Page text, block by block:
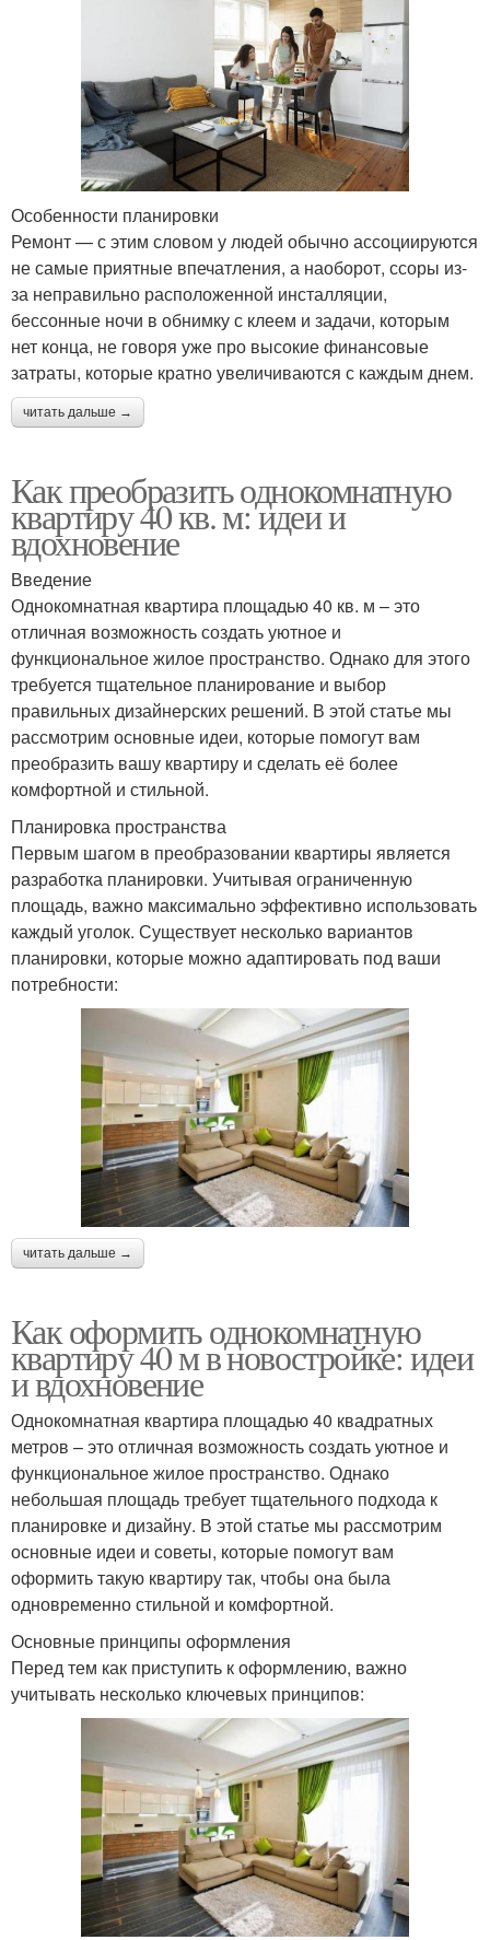
Особенности планировки
Ремонт — с этим словом у людей обычно ассоциируются
не самые приятные впечатления, а наоборот, ссоры из-
за неправильно расположенной инсталляции,
бессонные ночи в обнимку с клеем и задачи, которым
нет конца, не говоря уже про высокие финансовые
затраты, которые кратно увеличиваются с каждым днем.
читать дальше →
Как преобразить однокомнатную
квартиру 40 кв. м: идеи и
вдохновение
Введение
Однокомнатная квартира площадью 40 кв. м – это
отличная возможность создать уютное и
функциональное жилое пространство. Однако для этого
требуется тщательное планирование и выбор
правильных дизайнерских решений. В этой статье мы
рассмотрим основные идеи, которые помогут вам
преобразить вашу квартиру и сделать её более
комфортной и стильной.
Планировка пространства
Первым шагом в преобразовании квартиры является
разработка планировки. Учитывая ограниченную
площадь, важно максимально эффективно использовать
каждый уголок. Существует несколько вариантов
планировки, которые можно адаптировать под ваши
потребности:
читать дальше →
Как оформить однокомнатную
квартиру 40 м в новостройке: идеи
и вдохновение
Однокомнатная квартира площадью 40 квадратных
метров – это отличная возможность создать уютное и
функциональное жилое пространство. Однако
небольшая площадь требует тщательного подхода к
планировке и дизайну. В этой статье мы рассмотрим
основные идеи и советы, которые помогут вам
оформить такую квартиру так, чтобы она была
одновременно стильной и комфортной.
Основные принципы оформления
Перед тем как приступить к оформлению, важно
учитывать несколько ключевых принципов: